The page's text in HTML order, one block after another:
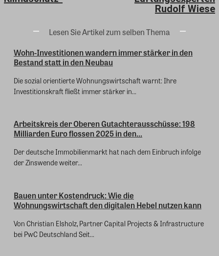
Rudolf Wiese
Lesen Sie Artikel zum selben Thema
Wohn-Investitionen wandern immer stärker in den
Bestand statt in den Neubau
Die sozial orientierte Wohnungswirtschaft warnt: Ihre
Investitionskraft fließt immer stärker in...
Arbeitskreis der Oberen Gutachterausschüsse: 198
Milliarden Euro flossen 2025 in den...
Der deutsche Immobilienmarkt hat nach dem Einbruch infolge
der Zinswende weiter...
Bauen unter Kostendruck: Wie die
Wohnungswirtschaft den digitalen Hebel nutzen kann
Von Christian Elsholz, Partner Capital Projects & Infrastructure
bei PwC Deutschland Seit...